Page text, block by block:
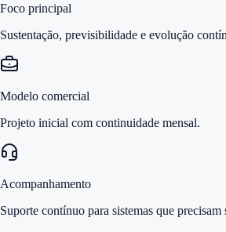
Foco principal
Sustentação, previsibilidade e evolução
Modelo comercial
Projeto inicial com continuidade mensal.
Acompanhamento
Suporte contínuo para sistemas que precisam